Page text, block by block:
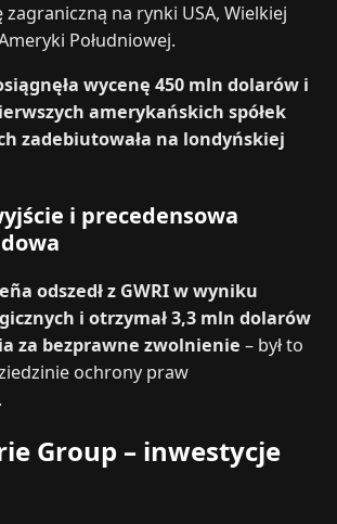
zagraniczną na rynki USA, Wielkiej
Południowej.
wycenę 450 mln dolarów i
amerykańskich spółek
zadebiutowała na londyńskiej
i precedensowa
odszedł z GWRI w wyniku
i otrzymał 3,3 mln dolarów
za bezprawne zwolnienie – był to
ochrony praw
Group – inwestycje